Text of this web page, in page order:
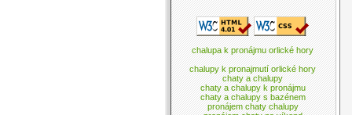
chalupa k pronájmu orlické hory
chalupy k pronajmutí orlické hory
chaty a chalupy
chaty a chalupy k pronájmu
chaty a chalupy s bazénem
pronájem chaty chalupy